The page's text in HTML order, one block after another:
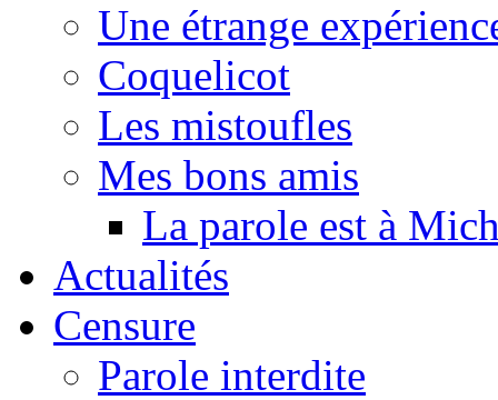
Une étrange
Coquelicot
Les mistoufles
Mes bons amis
La parole est à
Actualités
Censure
Parole interdite